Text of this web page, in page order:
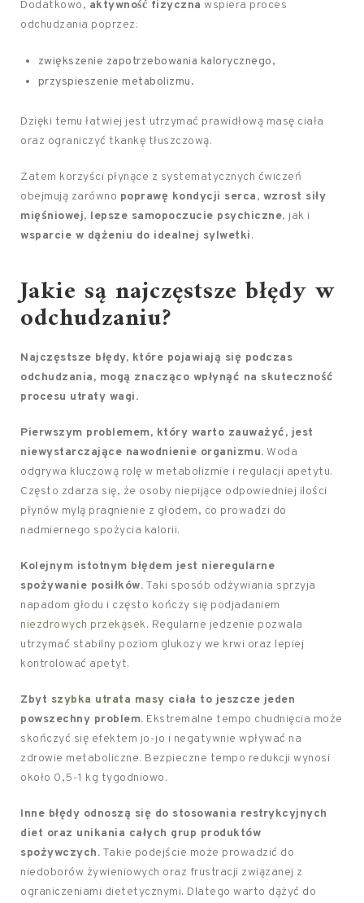
Dodatkowo, aktywność fizyczna wspiera proces
odchudzania poprzez:
zwiększenie zapotrzebowania kalorycznego,
przyspieszenie metabolizmu.
Dzięki temu łatwiej jest utrzymać prawidłową masę ciała
oraz ograniczyć tkankę tłuszczową.
Zatem korzyści płynące z systematycznych ćwiczeń
obejmują zarówno poprawę kondycji serca, wzrost siły
mięśniowej, lepsze samopoczucie psychiczne, jak i
wsparcie w dążeniu do idealnej sylwetki.
Jakie są najczęstsze błędy w
odchudzaniu?
Najczęstsze błędy, które pojawiają się podczas
odchudzania, mogą znacząco wpłynąć na skuteczność
procesu utraty wagi.
Pierwszym problemem, który warto zauważyć, jest
niewystarczające nawodnienie organizmu. Woda
odgrywa kluczową rolę w metabolizmie i regulacji apetytu.
Często zdarza się, że osoby niepijące odpowiedniej ilości
płynów mylą pragnienie z głodem, co prowadzi do
nadmiernego spożycia kalorii.
Kolejnym istotnym błędem jest nieregularne
spożywanie posiłków. Taki sposób odżywiania sprzyja
napadom głodu i często kończy się podjadaniem
niezdrowych przekąsek. Regularne jedzenie pozwala
utrzymać stabilny poziom glukozy we krwi oraz lepiej
kontrolować apetyt.
Zbyt szybka utrata masy ciała to jeszcze jeden
powszechny problem. Ekstremalne tempo chudnięcia może
skończyć się efektem jo-jo i negatywnie wpływać na
zdrowie metaboliczne. Bezpieczne tempo redukcji wynosi
około 0,5-1 kg tygodniowo.
Inne błędy odnoszą się do stosowania restrykcyjnych
diet oraz unikania całych grup produktów
spożywczych. Takie podejście może prowadzić do
niedoborów żywieniowych oraz frustracji związanej z
ograniczeniami dietetycznymi. Dlatego warto dążyć do